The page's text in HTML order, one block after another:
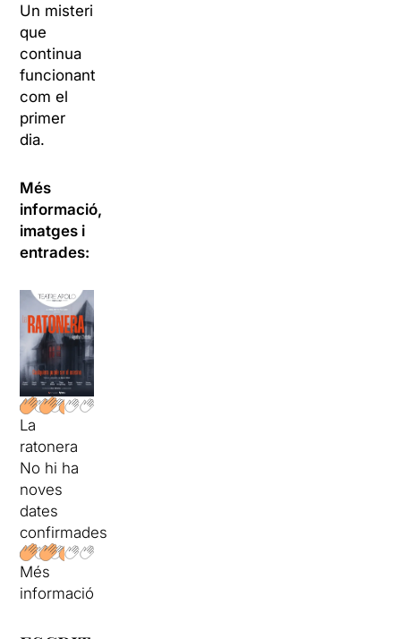
Un misteri
que
continua
funcionant
com el
primer
dia.
Més
informació,
imatges i
entrades:
La
ratonera
No hi ha
noves
dates
confirmades
Més
informació